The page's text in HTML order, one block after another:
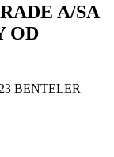
A/SA
OD
BENTELER